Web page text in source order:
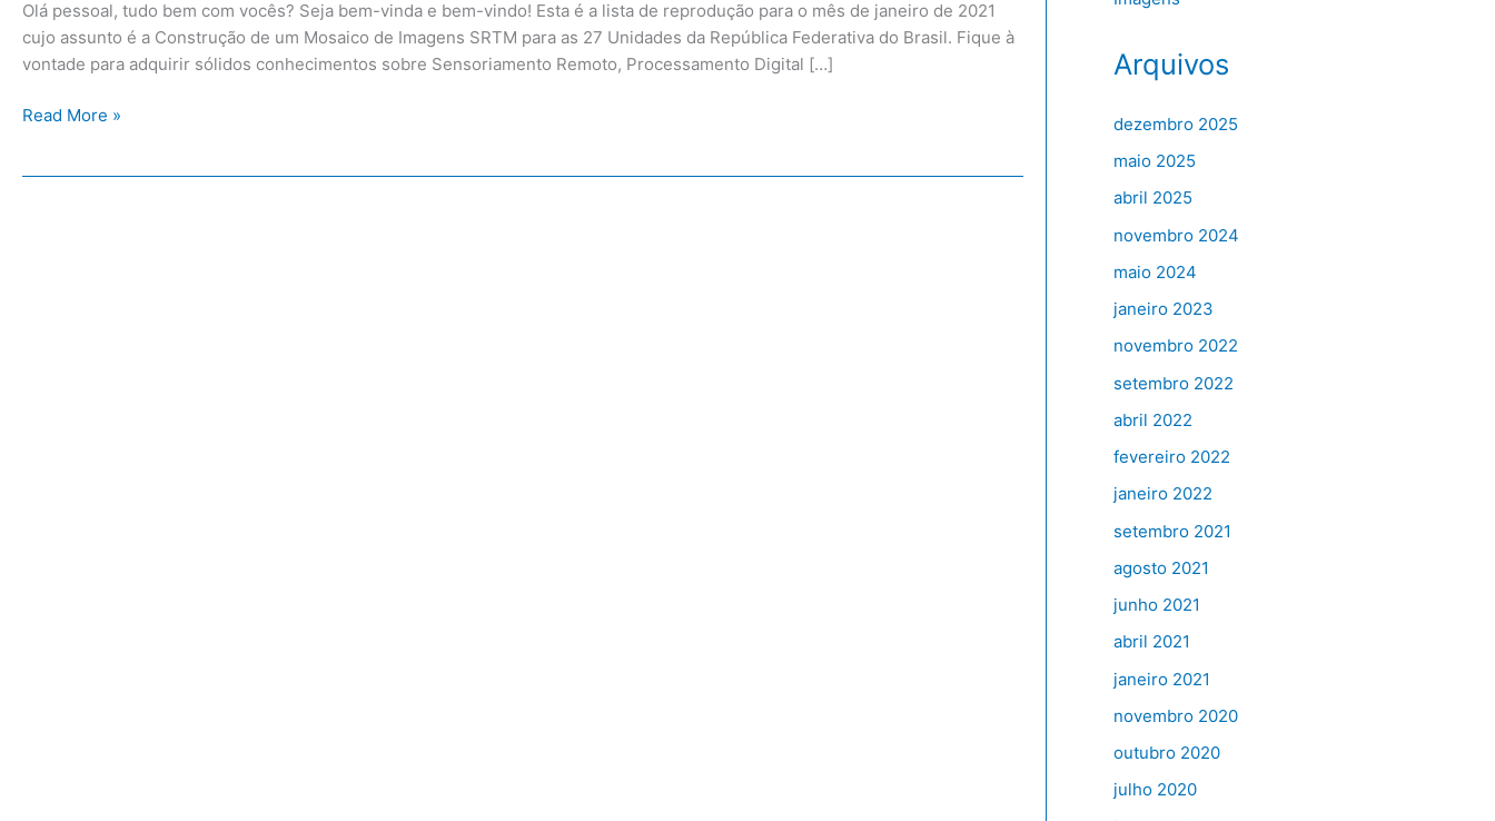
Olá pessoal, tudo bem com vocês? Seja bem-vinda e bem-vindo! Esta é a lista de reprodução para o mês de janeiro de 2021
cujo assunto é a Construção de um Mosaico de Imagens SRTM para as 27 Unidades da República Federativa do Brasil. Fique à
vontade para adquirir sólidos conhecimentos sobre Sensoriamento Remoto, Processamento Digital […]
Read More »
Arquivos
dezembro 2025
maio 2025
abril 2025
novembro 2024
maio 2024
janeiro 2023
novembro 2022
setembro 2022
abril 2022
fevereiro 2022
janeiro 2022
setembro 2021
agosto 2021
junho 2021
abril 2021
janeiro 2021
novembro 2020
outubro 2020
julho 2020